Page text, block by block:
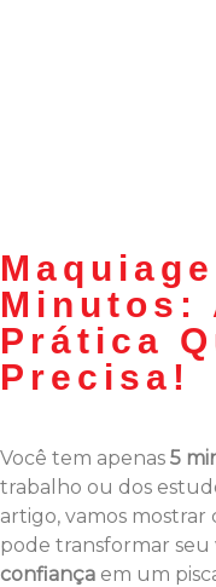
Minutos:
Prática
Precisa!
Você tem apenas 5
trabalho ou dos
artigo, vamos mostrar
pode transformar seu
confiança em um